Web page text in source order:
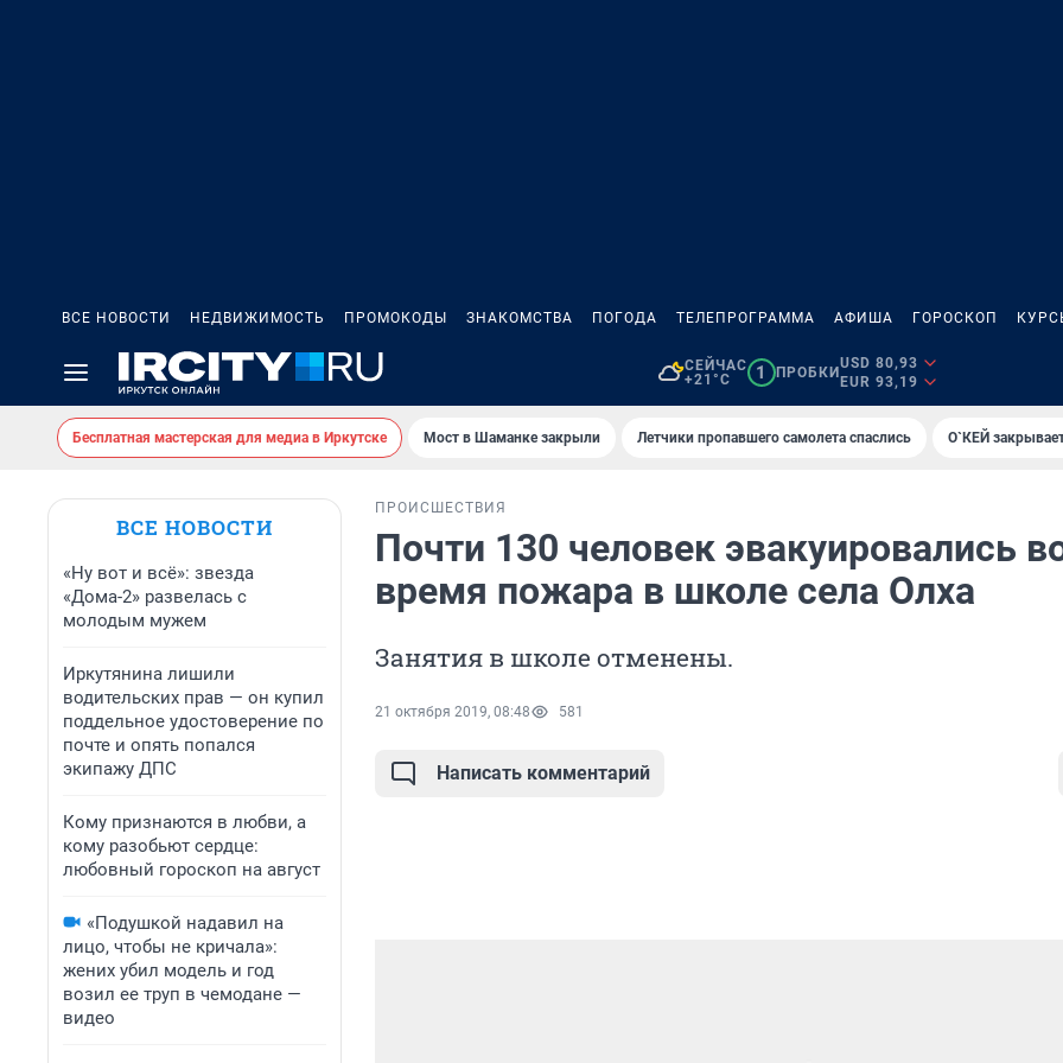
ВСЕ НОВОСТИ НЕДВИЖИМОСТЬ ПРОМОКОДЫ ЗНАКОМСТВА ПОГОДА ТЕЛЕПРОГРАММА АФИША ГОРОСКОП
СЕЙЧАС
+21°C
1 ПРОБКИ
USD 80,93
EUR 93,19
Бесплатная мастерская для медиа в Иркутске Мост в Шаманке закрыли Летчики пропавшего самолета спаслись О`КЕЙ
ВСЕ НОВОСТИ
«Ну вот и всё»: звезда
«Дома-2» развелась с
молодым мужем
Иркутянина лишили
водительских прав — он купил
поддельное удостоверение по
почте и опять попался
экипажу ДПС
Кому признаются в любви, а
кому разобьют сердце:
любовный гороскоп на август
«Подушкой надавил на
лицо, чтобы не кричала»:
жених убил модель и год
возил ее труп в чемодане —
видео
ПРОИСШЕСТВИЯ
Почти 130 человек эвакуировались
время пожара в школе села Олха
Занятия в школе отменены.
21 октября 2019, 08:48 581
Написать комментарий